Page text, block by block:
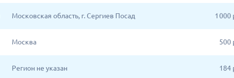
Московская область, г. Сергиев Посад 1 000
Москва 500
Регион не указан 184